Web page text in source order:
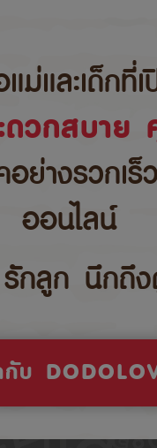
ม่และเด็ก
วกสบาย
ย่างรวก
ออนไลน์
กลูก นึกถึง
บ